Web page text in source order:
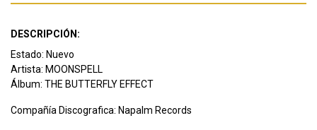
DESCRIPCIÓN:
Estado: Nuevo
Artista: MOONSPELL
Álbum: THE BUTTERFLY EFFECT
Compañía Discografica: Napalm Records